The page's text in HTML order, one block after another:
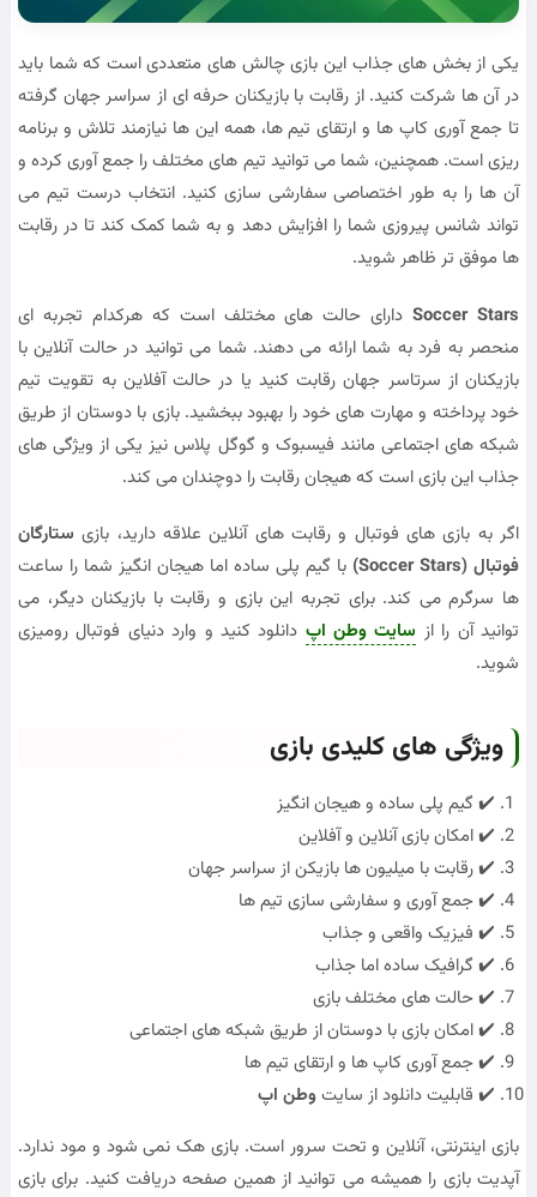
یکی از بخش های جذاب این بازی چالش های متعددی است که شما باید
در آن ها شرکت کنید. از رقابت با بازیکنان حرفه ای از سراسر جهان گرفته
تا جمع آوری کاپ ها و ارتقای تیم ها، همه این ها نیازمند تلاش و برنامه
ریزی است. همچنین، شما می توانید تیم های مختلف را جمع آوری کرده و
آن ها را به طور اختصاصی سفارشی سازی کنید. انتخاب درست تیم می
تواند شانس پیروزی شما را افزایش دهد و به شما کمک کند تا در رقابت
ها موفق تر ظاهر شوید.
Soccer Starsدارای حالت های مختلف است که هرکدام تجربه ای
منحصر به فرد به شما ارائه می دهند. شما می توانید در حالت آنلاین با
بازیکنان از سرتاسر جهان رقابت کنید یا در حالت آفلاین به تقویت تیم
خود پرداخته و مهارت های خود را بهبود ببخشید. بازی با دوستان از طریق
شبکه های اجتماعی مانند فیسبوک و گوگل پلاس نیز یکی از ویژگی های
جذاب این بازی است که هیجان رقابت را دوچندان می کند.
اگر به بازی های فوتبال و رقابت های آنلاین علاقه دارید، بازی ستارگان
فوتبال (Soccer Stars)
با گیم پلی ساده اما هیجان انگیز شما را ساعت
ها سرگرم می کند. برای تجربه این بازی و رقابت با بازیکنان دیگر، می
توانید آن را از سایت وطن اپ دانلود کنید و وارد دنیای فوتبال رومیزی
شوید.
ویژگی های کلیدی بازی
✔️ گیم پلی ساده و هیجان انگیز
✔️ امکان بازی آنلاین و آفلاین
✔️ رقابت با میلیون ها بازیکن از سراسر جهان
✔️ جمع آوری و سفارشی سازی تیم ها
✔️ فیزیک واقعی و جذاب
✔️ گرافیک ساده اما جذاب
✔️ حالت های مختلف بازی
✔️ امکان بازی با دوستان از طریق شبکه های اجتماعی
✔️ جمع آوری کاپ ها و ارتقای تیم ها
✔️ قابلیت دانلود از سایتوطن اپ
بازی اینترنتی، آنلاین و تحت سرور است. بازی هک نمی شود و مود ندارد.
آپدیت بازی را همیشه می توانید از همین صفحه دریافت کنید. برای بازی